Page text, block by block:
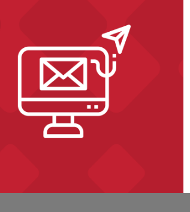
kulturalne i edukacyjne
laureatów 14.
konkursu
Historyczna